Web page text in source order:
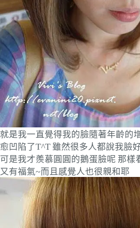
就是我一直覺得我的臉隨著年齡的
愈凹陷了T^T 雖然很多人都說我臉
可是我才羨慕圓圓的鵝蛋臉呢 那樣
又有福氣~而且感覺人也很親和耶